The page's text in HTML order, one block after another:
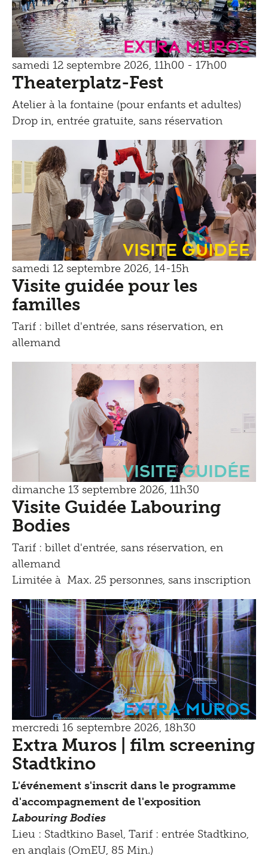
Extra Muros
samedi 12 septembre 2026, 11h00 - 17h00
Theaterplatz-Fest
Atelier à la fontaine (pour enfants et adultes)
Drop in, entrée gratuite, sans réservation
Visite guidée
samedi 12 septembre 2026, 14-15h
Visite guidée pour les
familles
Tarif : billet d'entrée, sans réservation, en
allemand
Visite guidée
dimanche 13 septembre 2026, 11h30
Visite Guidée Labouring
Bodies
Tarif : billet d'entrée, sans réservation, en
allemand
Limitée à Max. 25 personnes, sans inscription
Extra Muros
mercredi 16 septembre 2026, 18h30
Extra Muros | film screening
Stadtkino
L'événement s'inscrit dans le programme
d'accompagnement de l'exposition
Labouring Bodies
Lieu : Stadtkino Basel, Tarif : entrée Stadtkino,
en anglais (OmEU, 85 Min.)